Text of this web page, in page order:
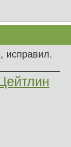
исправил.